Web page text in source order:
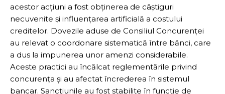
acestor acțiuni a fost obținerea de câștiguri
necuvenite și influențarea artificială a costului
creditelor. Dovezile aduse de Consiliul Concurenței
au relevat o coordonare sistematică între bănci, care
a dus la impunerea unor amenzi considerabile.
Aceste practici au încălcat reglementările privind
concurența și au afectat încrederea în sistemul
bancar. Sancțiunile au fost stabilite în funcție de